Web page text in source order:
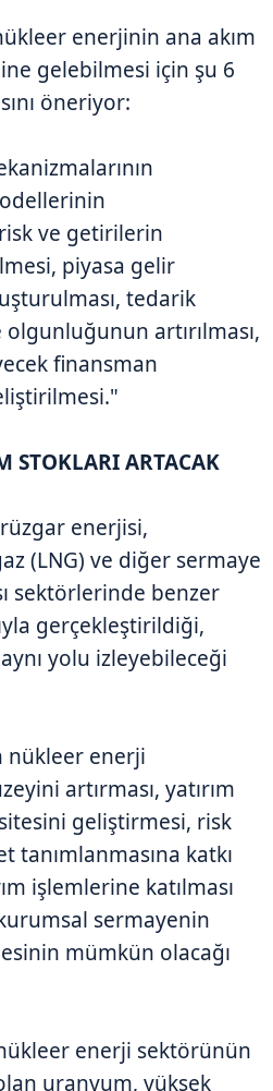
enerjinin ana akım
gelebilmesi için şu 6
öneriyor:
ve getirilerin
piyasa gelir
tedarik
artırılması,
finansman
STOKLARI ARTACAK
enerjisi,
(LNG) ve diğer sermaye
sektörlerinde benzer
gerçekleştirildiği,
yolu izleyebileceği
nükleer enerji
artırması, yatırım
geliştirmesi, risk
tanımlanmasına katkı
işlemlerine katılması
sermayenin
mümkün olacağı
enerji sektörünün
uranyum, yüksek